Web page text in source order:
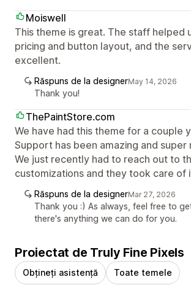
Moiswell
This theme is great. The staff helped
pricing and button layout, and the
excellent.
Răspuns de la designerMay 14, 2026
Thank you!
ThePaintStore.com
We have had this theme for a couple
Support has been amazing and super
We just recently had to reach out to
customizations and they took care of
Răspuns de la designerMar 27, 2026
Thank you :) As always, feel free to
there's anything we can do for you.
Proiectat de Truly Fine Pixels
Obțineți asistență Toate temele